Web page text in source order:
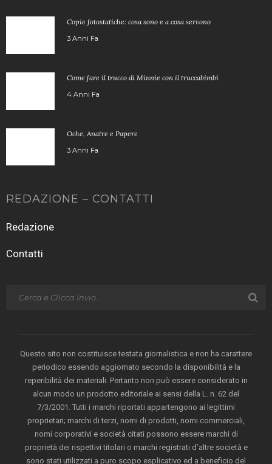
Copie fotostatiche: cosa sono e a cosa servono
3 Anni Fa
Come fare il trucco di Minnie con il truccabimbi
4 Anni Fa
Oche, Anatre e Papere
3 Anni Fa
REDAZIONE – CONTATTI
Redazione
Contatti
Questo sito non costituisce testata giornalistica e non ha carattere
periodico essendo aggiornato secondo la disponibilità e la
reperibilità dei materiali. Pertanto non può essere considerato in
alcun modo un prodotto editoriale ai sensi della L. n. 62 del
7/3/2001. Tutti i marchi riportati appartengono ai legittimi
proprietari; marchi di terzi, nomi di prodotti, nomi commerciali,
nomi corporativi e società citati possono essere marchi di
proprietà dei rispettivi titolari o marchi registrati d’altre società e
sono stati utilizzati a puro scopo esplicativo ed a beneficio del